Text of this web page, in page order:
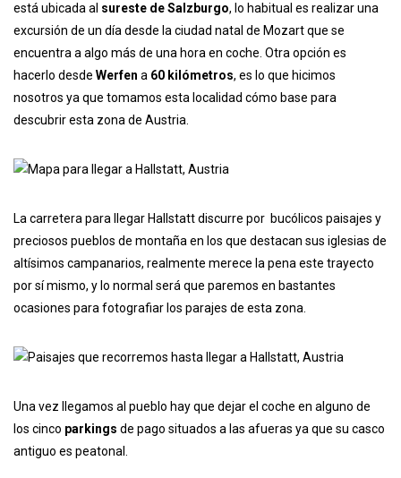
está ubicada al sureste de Salzburgo, lo habitual es realizar una
excursión de un día desde la ciudad natal de Mozart que se
encuentra a algo más de una hora en coche. Otra opción es
hacerlo desde Werfen a 60 kilómetros, es lo que hicimos
nosotros ya que tomamos esta localidad cómo base para
descubrir esta zona de Austria.
La carretera para llegar Hallstatt discurre por bucólicos paisajes y
preciosos pueblos de montaña en los que destacan sus iglesias de
altísimos campanarios, realmente merece la pena este trayecto
por sí mismo, y lo normal será que paremos en bastantes
ocasiones para fotografiar los parajes de esta zona.
Una vez llegamos al pueblo hay que dejar el coche en alguno de
los cinco parkings de pago situados a las afueras ya que su casco
antiguo es peatonal.